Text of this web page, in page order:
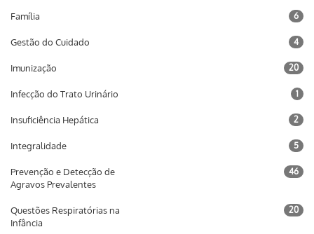
Família 6
Gestão do Cuidado 4
Imunização 20
Infecção do Trato Urinário 1
Insuficiência Hepática 2
Integralidade 5
Prevenção e Detecção de
Agravos Prevalentes
46
Questões Respiratórias na
Infância
20